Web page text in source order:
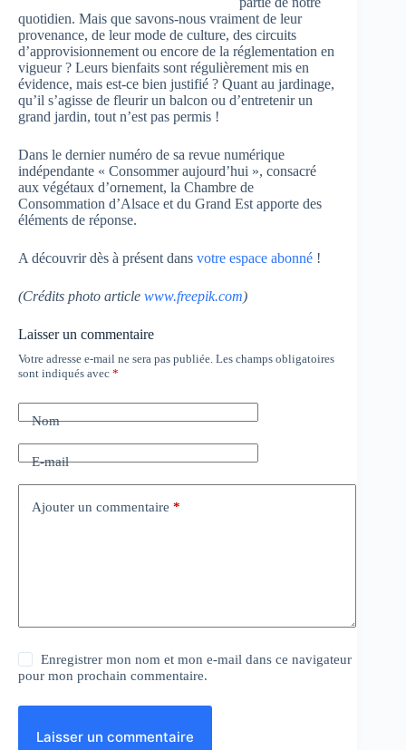
quotidien. Mais que savons-nous vraiment de leur
provenance, de leur mode de culture, des circuits
d’approvisionnement ou encore de la réglementation en
vigueur ? Leurs bienfaits sont régulièrement mis en
évidence, mais est-ce bien justifié ? Quant au jardinage,
qu’il s’agisse de fleurir un balcon ou d’entretenir un
grand jardin, tout n’est pas permis !
Dans le dernier numéro de sa revue numérique
indépendante « Consommer aujourd’hui », consacré
aux végétaux d’ornement, la Chambre de
Consommation d’Alsace et du Grand Est apporte des
éléments de réponse.
A découvrir dès à présent dans votre espace abonné !
(Crédits photo article www.freepik.com)
Laisser un commentaire
Votre adresse e-mail ne sera pas publiée. Les champs obligatoires
sont indiqués avec *
Nom
E-mail
Ajouter un commentaire *
Enregistrer mon nom et mon e-mail dans ce navigateur
pour mon prochain commentaire.
Laisser un commentaire